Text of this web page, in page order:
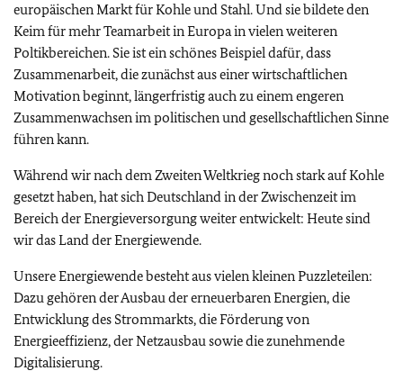
europäischen Markt für Kohle und Stahl. Und sie bildete den
Keim für mehr Teamarbeit in Europa in vielen weiteren
Poltikbereichen. Sie ist ein schönes Beispiel dafür, dass
Zusammenarbeit, die zunächst aus einer wirtschaftlichen
Motivation beginnt, längerfristig auch zu einem engeren
Zusammenwachsen im politischen und gesellschaftlichen Sinne
führen kann.
Während wir nach dem Zweiten Weltkrieg noch stark auf Kohle
gesetzt haben, hat sich Deutschland in der Zwischenzeit im
Bereich der Energieversorgung weiter entwickelt: Heute sind
wir das Land der Energiewende.
Unsere Energiewende besteht aus vielen kleinen Puzzleteilen:
Dazu gehören der Ausbau der erneuerbaren Energien, die
Entwicklung des Strommarkts, die Förderung von
Energieeffizienz, der Netzausbau sowie die zunehmende
Digitalisierung.